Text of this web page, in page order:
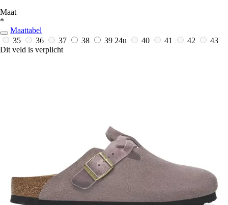
Maat
*
Maattabel
35
36 37 38 39 24u 40 41 42
43
Dit veld is verplicht